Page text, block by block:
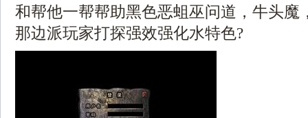
和帮他一帮帮助黑色恶蛆巫问道，牛头魔
那边派玩家打探强效强化水特色?